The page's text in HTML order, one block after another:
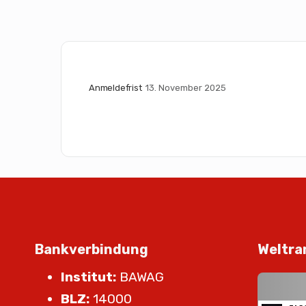
Anmeldefrist 13. November 2025
Bankverbindung
Institut: BAWAG
BLZ: 14000